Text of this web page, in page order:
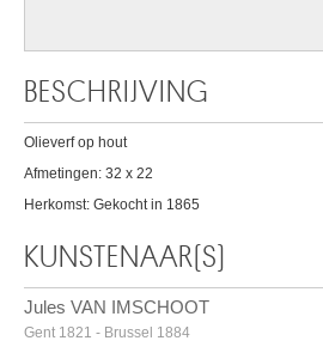
BESCHRIJVING
Olieverf op hout
Afmetingen: 32 x 22
Herkomst: Gekocht in 1865
KUNSTENAAR(S)
Jules VAN IMSCHOOT
Gent 1821 - Brussel 1884